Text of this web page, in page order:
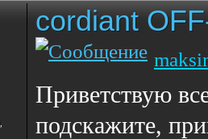
cordiant
Приветствую
подскажите,